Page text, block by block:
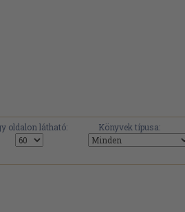
oldalon látható: Könyvek típusa: